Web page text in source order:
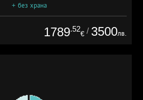
+ без храна
1789.52
€ / 3500лв.